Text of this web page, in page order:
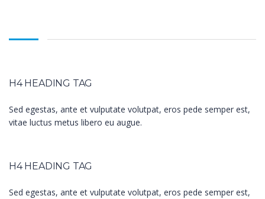
H4 HEADING TAG
Sed egestas, ante et vulputate volutpat, eros pede semper est,
vitae luctus metus libero eu augue.
H4 HEADING TAG
Sed egestas, ante et vulputate volutpat, eros pede semper est,